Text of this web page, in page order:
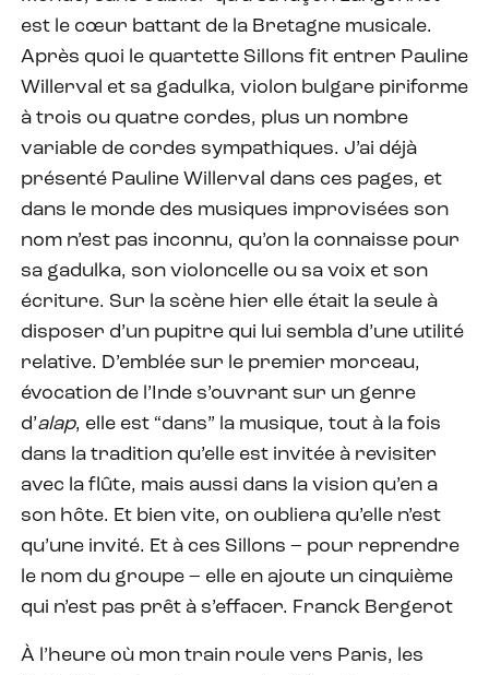
est le cœur battant de la Bretagne musicale.
Après quoi le quartette Sillons fit entrer Pauline
Willerval et sa gadulka, violon bulgare piriforme
à trois ou quatre cordes, plus un nombre
variable de cordes sympathiques. J’ai déjà
présenté Pauline Willerval dans ces pages, et
dans le monde des musiques improvisées son
nom n’est pas inconnu, qu’on la connaisse pour
sa gadulka, son violoncelle ou sa voix et son
écriture. Sur la scène hier elle était la seule à
disposer d’un pupitre qui lui sembla d’une utilité
relative. D’emblée sur le premier morceau,
évocation de l’Inde s’ouvrant sur un genre
d’alap, elle est “dans” la musique, tout à la fois
dans la tradition qu’elle est invitée à revisiter
avec la flûte, mais aussi dans la vision qu’en a
son hôte. Et bien vite, on oubliera qu’elle n’est
qu’une invité. Et à ces Sillons – pour reprendre
le nom du groupe – elle en ajoute un cinquième
qui n’est pas prêt à s’effacer. Franck Bergerot
À l’heure où mon train roule vers Paris, les